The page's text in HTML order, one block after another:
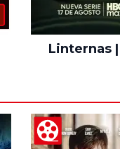
Linternas |